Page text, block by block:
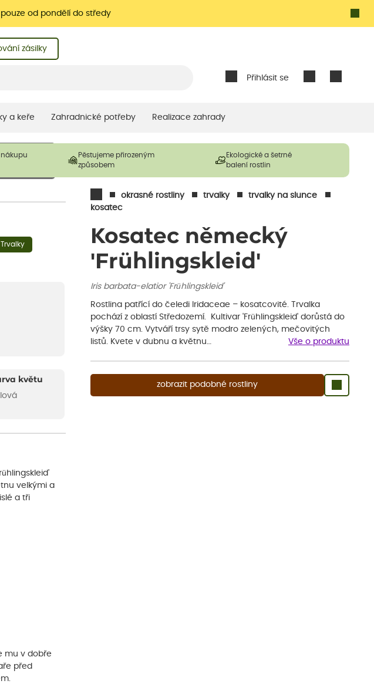
od pondělí do středy
Přihlásit se
zásilky
a keře Zahradnické potřeby Realizace zahrady
nákupu
Pěstujeme přirozeným
způsobem
Ekologické a šetrné
balení rostlin
okrasné rostliny trvalky
trvalky na slunce
kosatec
Kosatec německý
'Frühlingskleid'
Iris barbata-elatior 'Frühlingskleid'
Rostlina patřící do čeledi Iridaceae – kosatcovité. Trvalka
pochází z oblastí Středozemí. Kultivar 'Frühlingskleid' dorůstá do
výšky 70 cm. Vytváří trsy sytě modro zelených, mečovitých
listů. Kvete v dubnu a květnu…
Vše o produktu
zobrazit podobné rostliny
mohou být
uvedená
Trvalky
květu
velkými a
a tři
mu v dobře
před